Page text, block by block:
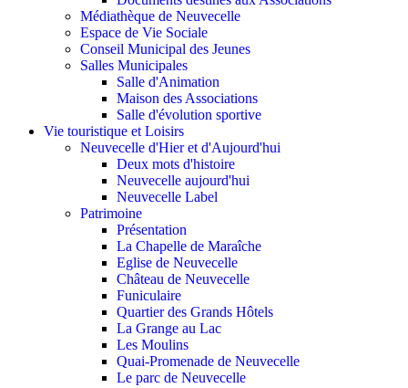
Médiathèque de Neuvecelle
Espace de Vie Sociale
Conseil Municipal des Jeunes
Salles Municipales
Salle d'Animation
Maison des Associations
Salle d'évolution sportive
Vie touristique et Loisirs
Neuvecelle d'Hier et d'Aujourd'hui
Deux mots d'histoire
Neuvecelle aujourd'hui
Neuvecelle Label
Patrimoine
Présentation
La Chapelle de Maraîche
Eglise de Neuvecelle
Château de Neuvecelle
Funiculaire
Quartier des Grands Hôtels
La Grange au Lac
Les Moulins
Quai-Promenade de Neuvecelle
Le parc de Neuvecelle